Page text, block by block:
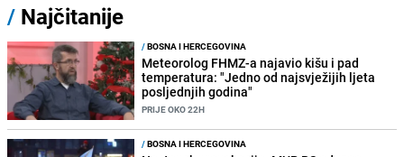
/ Najčitanije
/BOSNA I HERCEGOVINA
Meteorolog FHMZ-a najavio kišu i pad
temperatura: "Jedno od najsvježijih ljeta
posljednjih godina"
PRIJE OKO 22H
/BOSNA I HERCEGOVINA